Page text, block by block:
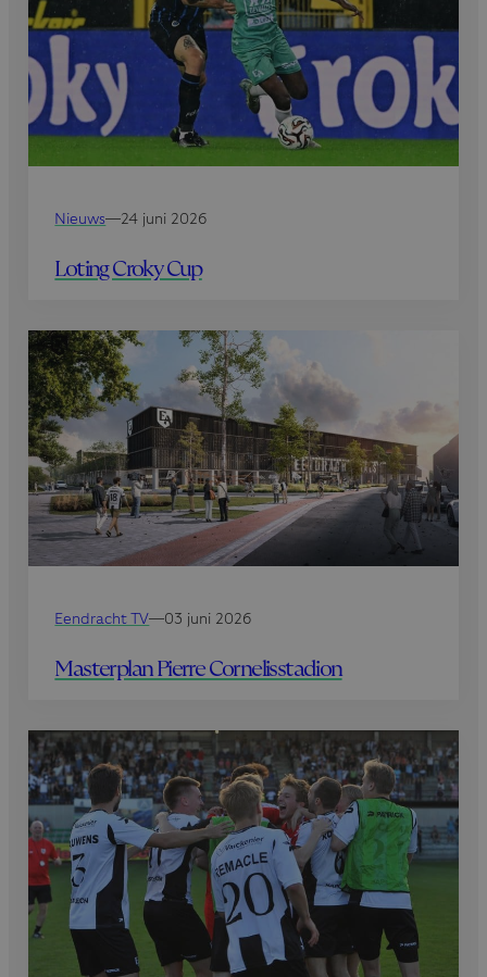
Nieuws—24 juni 2026
Loting Croky Cup
Eendracht TV—03 juni 2026
Masterplan Pierre Cornelisstadion